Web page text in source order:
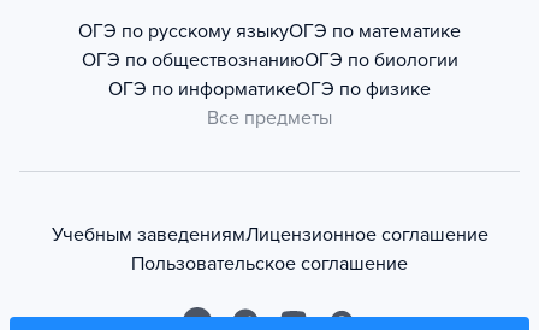
ОГЭ по русскому языкуОГЭ по математике
ОГЭ по обществознаниюОГЭ по биологии
ОГЭ по информатикеОГЭ по физике
Все предметы
Учебным заведениямЛицензионное соглашение
Пользовательское соглашение